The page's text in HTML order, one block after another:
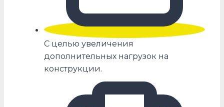
С целью увеличения
дополнительных нагрузок на
конструкции.